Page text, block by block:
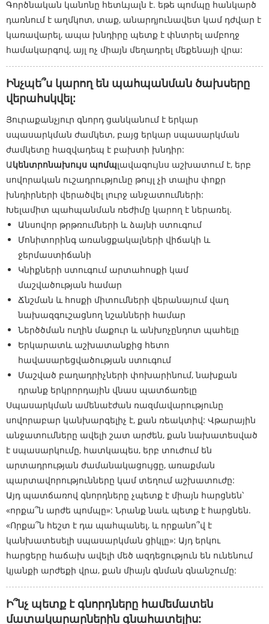
Գործնական կանոնը հետևյալն է. եթե պոմպը հանկարծ
դառնում է աղմկոտ, տաք, անարդյունավետ կամ դժվար է
կառավարել, ապա խնդիրը պետք է փնտրել ամբողջ
համակարգով, այլ ոչ միայն մեղադրել մեքենայի վրա:
Ինչպե՞ս կարող են պահպանման ծախսերը
վերահսկվել:
Յուրաքանչյուր գնորդ ցանկանում է երկար
սպասարկման ժամկետ, բայց երկար սպասարկման
ժամկետը հազվադեպ է բախտի խնդիր:
Ակենտրոնախույս պոմպլավագույնս աշխատում է, երբ
սովորական ուշադրությունը թույլ չի տալիս փոքր
խնդիրների վերածվել լուրջ անջատումների:
Խելամիտ պահպանման ռեժիմը կարող է ներառել.
Անսովոր թրթռումների և ձայնի ստուգում
Մոնիտորինգ առանցքակալների վիճակի և
ջերմաստիճանի
Կնիքների ստուգում արտահոսքի կամ
մաշվածության համար
Ճնշման և հոսքի միտումների վերանայում վաղ
նախազգուշացնող նշանների համար
Ներծծման ուղին մաքուր և անխոչընդոտ պահելը
Երկարատև աշխատանքից հետո
հավասարեցվածության ստուգում
Մաշված բաղադրիչների փոխարինում, նախքան
դրանք երկրորդային վնաս պատճառելը
Սպասարկման ամենաէժան ռազմավարությունը
սովորաբար կանխարգելիչ է, քան ռեակտիվ: Վթարային
անջատումները ավելի շատ արժեն, քան նախատեսված
է սպասարկումը, հատկապես, երբ տուժում են
արտադրության ժամանակացույցը, առաքման
պարտավորությունները կամ տեղում աշխատուժը:
Այդ պատճառով գնորդները չպետք է միայն հարցնեն՝
«որքա՞ն արժե պոմպը»: Նրանք նաև պետք է հարցնեն.
«Որքա՞ն հեշտ է դա պահպանել, և որքանո՞վ է
կանխատեսելի սպասարկման ցիկլը»: Այդ երկու
հարցերը հաճախ ավելի մեծ ազդեցություն են ունենում
կյանքի արժեքի վրա, քան միայն գնման գնանշումը:
Ի՞նչ պետք է գնորդները համեմատեն
մատակարարներին գնահատելիս: